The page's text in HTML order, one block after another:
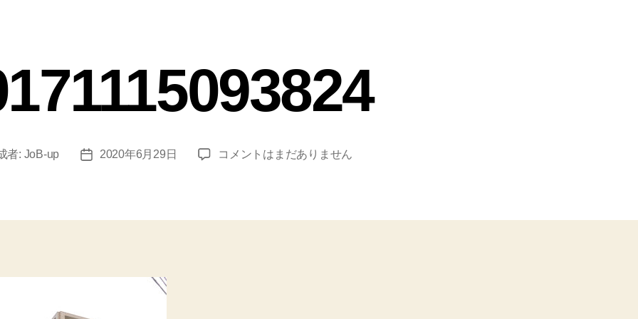
者: JoB-up 2020年6月29日 コメントはまだありません